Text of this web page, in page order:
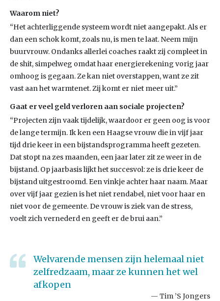
Waarom niet?
“Het achterliggende systeem wordt niet aangepakt. Als er
dan een schok komt, zoals nu, is men te laat. Neem mijn
buurvrouw. Ondanks allerlei coaches raakt zij compleet in
de shit, simpelweg omdat haar energierekening vorig jaar
omhoog is gegaan. Ze kan niet overstappen, want ze zit
vast aan het warmtenet. Zij komt er niet meer uit.”
Gaat er veel geld verloren aan sociale projecten?
“Projecten zijn vaak tijdelijk, waardoor er geen oog is voor
de lange termijn. Ik ken een Haagse vrouw die in vijf jaar
tijd drie keer in een bijstandsprogramma heeft gezeten.
Dat stopt na zes maanden, een jaar later zit ze weer in de
bijstand. Op jaarbasis lijkt het succesvol: ze is drie keer de
bijstand uitgestroomd. Een vinkje achter haar naam. Maar
over vijf jaar gezien is het niet rendabel, niet voor haar en
niet voor de gemeente. De vrouw is ziek van de stress,
voelt zich vernederd en geeft er de brui aan.”
Welvarende mensen zijn helemaal niet
zelfredzaam, maar ze kunnen het wel
afkopen
Tim ’S Jongers